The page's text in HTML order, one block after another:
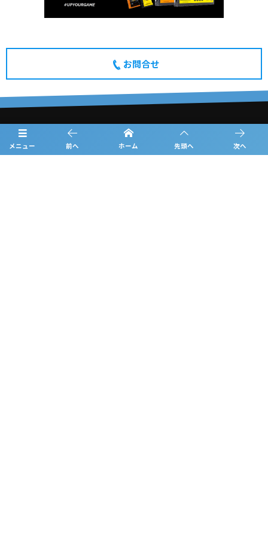
お問合せ
メニュー 前へ ホーム 先頭へ 次へ
概要